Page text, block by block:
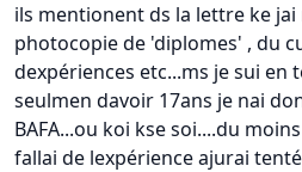
ils mentionent ds la lettre ke
photocopie de 'diplomes' , du
dexpériences etc...ms je sui en
seulmen davoir 17ans je nai
BAFA...ou koi kse soi....du
fallai de lexpérience ajurai